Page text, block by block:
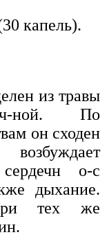
капель).
из травы
ной. По
он сходен
о-с
дыхание.
тех же